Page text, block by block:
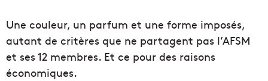
Une couleur, un parfum et une forme imposés,
autant de critères que ne partagent pas l’AFSM
et ses 12 membres. Et ce pour des raisons
économiques.